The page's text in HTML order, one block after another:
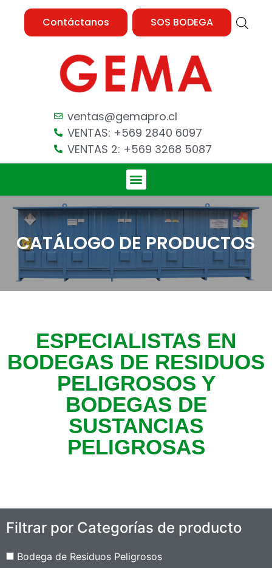
Contáctanos SOS BODEGA
ventas@gemapro.cl
VENTAS: +569 2840 6097
VENTAS 2: +569 3268 5087
CATÁLOGO DE PRODUCTOS
ESPECIALISTAS EN
BODEGAS DE RESIDUOS
PELIGROSOS Y
BODEGAS DE
SUSTANCIAS
PELIGROSAS
Filtrar por Categorías de producto
Bodega de Residuos Peligrosos